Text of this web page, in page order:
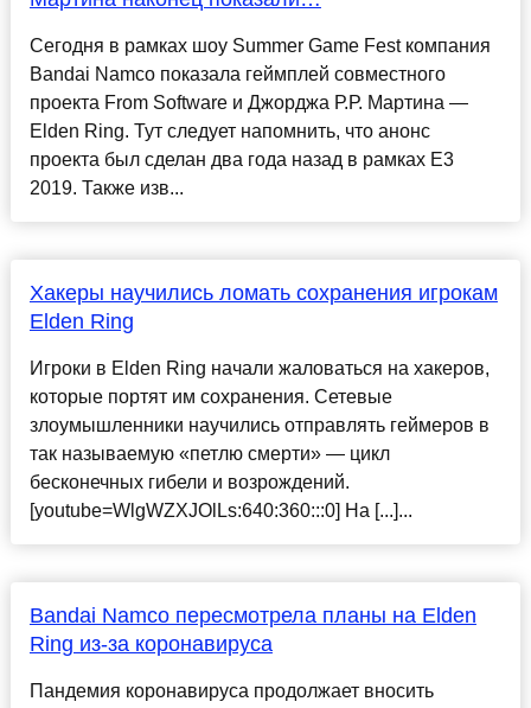
Сегодня в рамках шоу Summer Game Fest компания
Bandai Namco показала геймплей совместного
проекта From Software и Джорджа Р.Р. Мартина —
Elden Ring. Тут следует напомнить, что анонс
проекта был сделан два года назад в рамках E3
2019. Также изв...
Хакеры научились ломать сохранения игрокам
Elden Ring
Игроки в Elden Ring начали жаловаться на хакеров,
которые портят им сохранения. Сетевые
злоумышленники научились отправлять геймеров в
так называемую «петлю смерти» — цикл
бесконечных гибели и возрождений.
[youtube=WlgWZXJOlLs:640:360:::0] На [...]...
Bandai Namco пересмотрела планы на Elden
Ring из-за коронавируса
Пандемия коронавируса продолжает вносить